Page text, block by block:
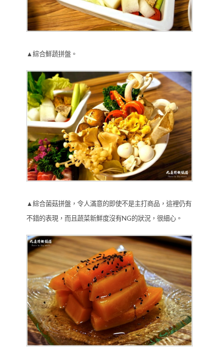
▲綜合鮮蔬拼盤。
▲綜合菌菇拼盤，令人滿意的即使不是主打商品，這裡仍有
不錯的表現，而且蔬菜新鮮度沒有NG的狀況，很細心。